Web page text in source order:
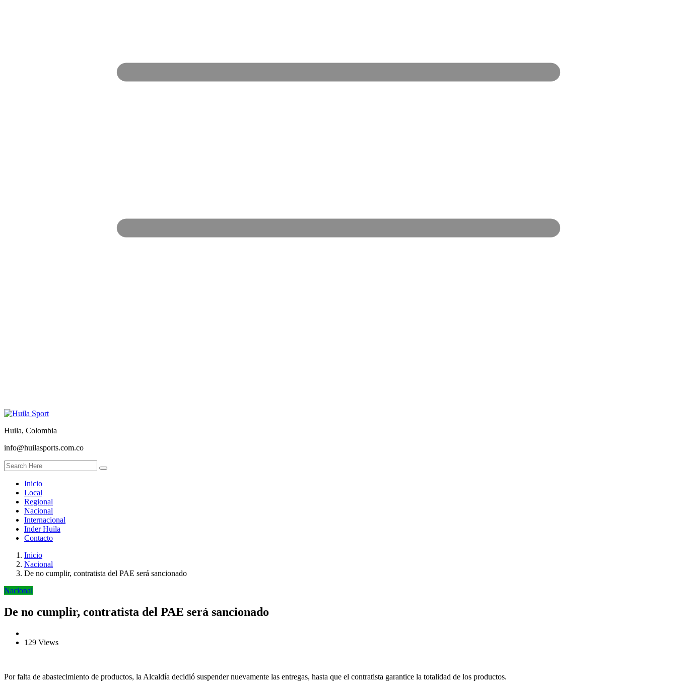
Huila, Colombia
info@huilasports.com.co
Inicio
Local
Regional
Nacional
Internacional
Inder Huila
Contacto
Inicio
Nacional
De no cumplir, contratista del PAE será sancionado
Nacional
De no cumplir, contratista del PAE será sancionado
129 Views
Por falta de abastecimiento de productos, la Alcaldía decidió suspender nuevamente las entregas, hasta que el contratista garantice la totalidad de los productos.